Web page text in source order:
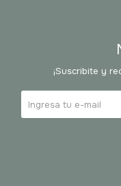
¡Suscribite y